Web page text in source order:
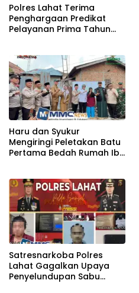
Polres Lahat Terima
Penghargaan Predikat
Pelayanan Prima Tahun
Haru dan Syukur
Mengiringi Peletakan Batu
Pertama Bedah Rumah Ibu
Satresnarkoba Polres
Lahat Gagalkan Upaya
Penyelundupan Sabu